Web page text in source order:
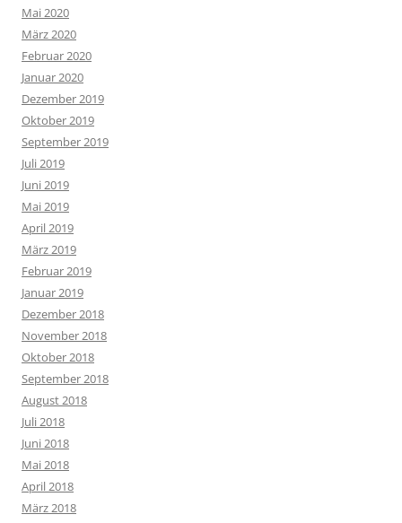
Mai 2020
März 2020
Februar 2020
Januar 2020
Dezember 2019
Oktober 2019
September 2019
Juli 2019
Juni 2019
Mai 2019
April 2019
März 2019
Februar 2019
Januar 2019
Dezember 2018
November 2018
Oktober 2018
September 2018
August 2018
Juli 2018
Juni 2018
Mai 2018
April 2018
März 2018